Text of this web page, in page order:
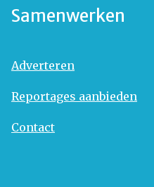
Samenwerken
Adverteren
Reportages aanbieden
Contact